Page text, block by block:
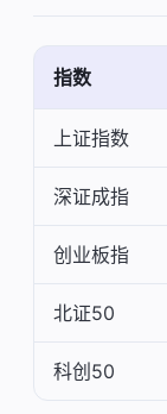
指数
上证指数
深证成指
创业板指
北证50
科创50